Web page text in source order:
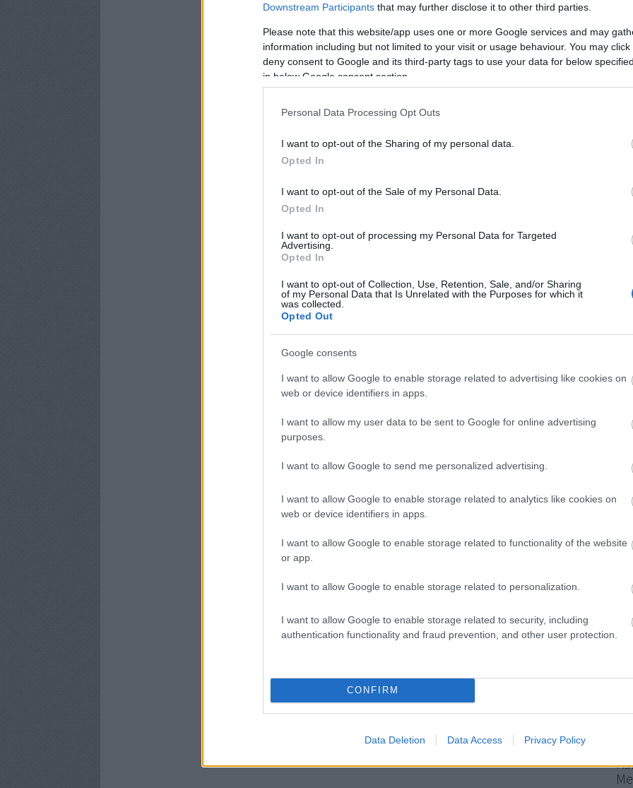
Downstream Participants that may further disclose it to other third parties.
Please note that this website/app uses one or more Google services and may
information including but not limited to your visit or usage behaviour. You may
deny consent to Google and its third-party tags to use your data for below
in below Google consent section.
Personal Data Processing Opt Outs
I want to opt-out of the Sharing of my personal data.
Opted In
I want to opt-out of the Sale of my Personal Data.
Opted In
I want to opt-out of processing my Personal Data for Targeted
Advertising.
Opted In
I want to opt-out of Collection, Use, Retention, Sale, and/or Sharing
of my Personal Data that Is Unrelated with the Purposes for which it
was collected.
Opted Out
Google consents
I want to allow Google to enable storage related to advertising like cookies on
web or device identifiers in apps.
I want to allow my user data to be sent to Google for online advertising
purposes.
I want to allow Google to send me personalized advertising.
I want to allow Google to enable storage related to analytics like cookies on
web or device identifiers in apps.
I want to allow Google to enable storage related to functionality of the website
or app.
I want to allow Google to enable storage related to personalization.
I want to allow Google to enable storage related to security, including
authentication functionality and fraud prevention, and other user protection.
CONFIRM
Data Deletion Data Access Privacy Policy
Ha
Ne
)